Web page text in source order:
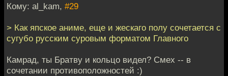
Кому: al_kam, #29
> Как япское аниме, еще и жескаго полу сочетается с
сугубо русским суровым форматом Главного
Камрад, ты Братву и кольцо видел? Смех -- в
сочетании противоположностей :)